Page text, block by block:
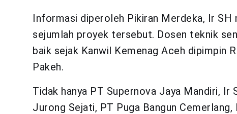
Informasi diperoleh Pikiran Merdeka, Ir SH
sejumlah proyek tersebut. Dosen teknik
baik sejak Kanwil Kemenag Aceh dipimpin
Pakeh.
Tidak hanya PT Supernova Jaya Mandiri,
Jurong Sejati, PT Puga Bangun